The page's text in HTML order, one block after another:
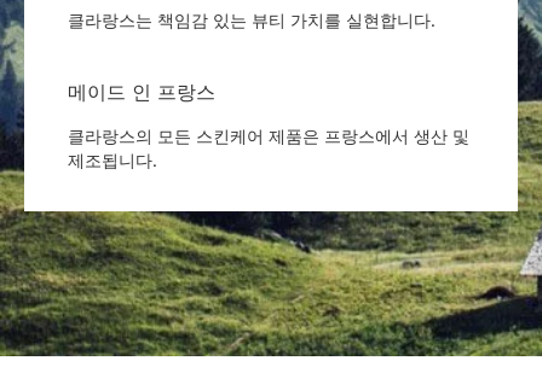
클라랑스는 책임감 있는 뷰티 가치를 실현합니다.
메이드 인 프랑스
클라랑스의 모든 스킨케어 제품은 프랑스에서 생산 및
제조됩니다.